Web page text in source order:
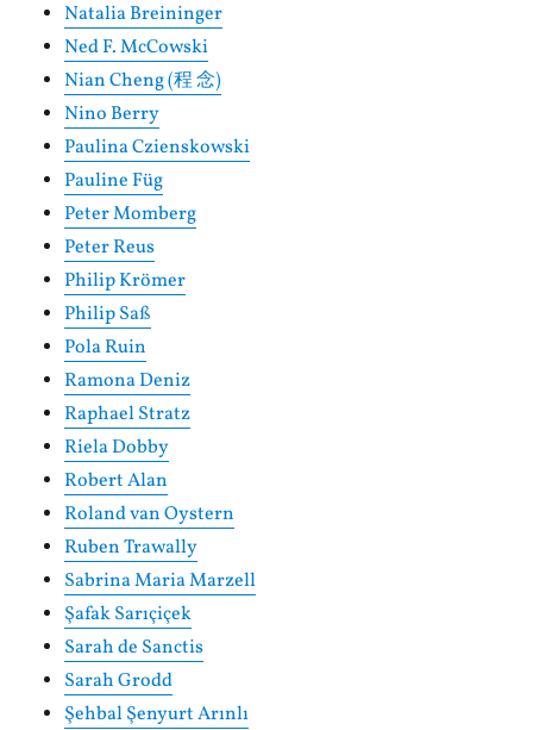
Natalia Breininger
Ned F. McCowski
Nian Cheng (程 念)
Nino Berry
Paulina Czienskowski
Pauline Füg
Peter Momberg
Peter Reus
Philip Krömer
Philip Saß
Pola Ruin
Ramona Deniz
Raphael Stratz
Riela Dobby
Robert Alan
Roland van Oystern
Ruben Trawally
Sabrina Maria Marzell
Şafak Sarıçiçek
Sarah de Sanctis
Sarah Grodd
Şehbal Şenyurt Arınlı